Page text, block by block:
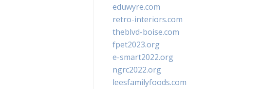
eduwyre.com
retro-interiors.com
theblvd-boise.com
fpet2023.org
e-smart2022.org
ngrc2022.org
leesfamilyfoods.com